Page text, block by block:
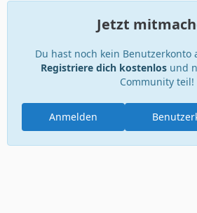
Jetzt
Du hast noch kein Benutzerkonto
Registriere dich kostenlos und
Community teil!
Anmelden